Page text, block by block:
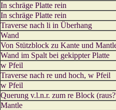
In schräge Platte rein
In schräge Platte rein
Traverse nach li in Überhang
Wand
Von Stützblock zu Kante und
Wand im Spalt bei gekippter Platte
w Pfeil
Traverse nach re und hoch, w Pfeil
w Pfeil
Querung v.l.n.r. zum re Block
Mantle